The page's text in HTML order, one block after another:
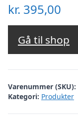
kr. 395,00
Gå til shop
Varenummer (SKU):
Kategori: Produkter